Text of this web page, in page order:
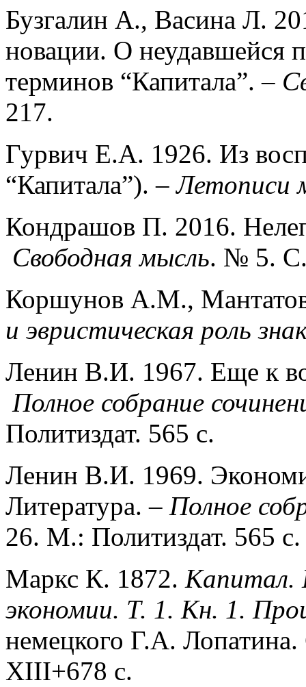
Бузгалин А., Васина Л.
новации. О неудавшейся
терминов “Капитала”. –
217.
Гурвич Е.А. 1926. Из
“Капитала”). –Летописи
Кондрашов П. 2016.
Свободная мысль. № 5.
Коршунов А.М.,
и эвристическая роль
Ленин В.И. 1967. Еще к
Полное собрание
Политиздат. 565 с.
Ленин В.И. 1969.
Литература. – Полное
26. М.: Политиздат. 565 с.
Маркс К. 1872. Капитал.
экономии. Т. 1. Кн. 1.
немецкого Г.А.
XIII+678 с.